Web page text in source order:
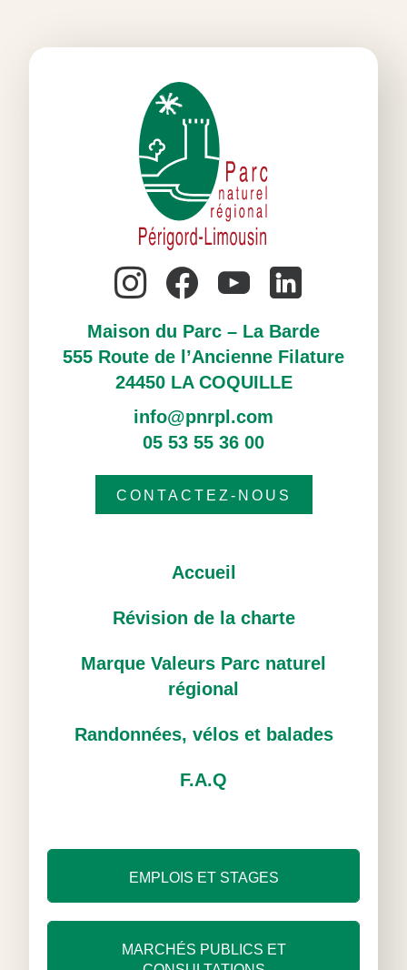
Maison du Parc – La Barde
555 Route de l’Ancienne Filature
24450 LA COQUILLE
info@pnrpl.com
05 53 55 36 00
CONTACTEZ-NOUS
Accueil
Révision de la charte
Marque Valeurs Parc naturel
régional
Randonnées, vélos et balades
F.A.Q
EMPLOIS ET STAGES
MARCHÉS PUBLICS ET